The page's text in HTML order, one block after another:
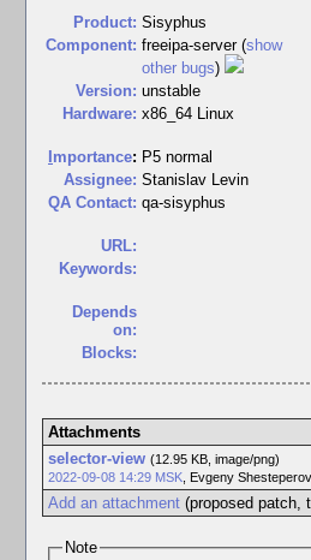
Product: Sisyphus
Component: freeipa-server (show
other bugs)
Version: unstable
Hardware: x86_64 Linux
mportance: P5 normal
Assignee: Stanislav Levin
QA Contact: qa-sisyphus
URL:
Keywords:
Depends
on:
Blocks:
Attachments
selector-view (12.95 KB, image/png)
2022-09-08 14:29 MSK, Evgeny Shesteperov
Add an attachment(proposed patch,
Note